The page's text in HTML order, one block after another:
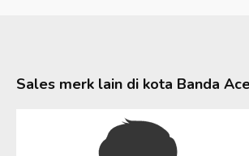
Sales merk lain di kota Banda